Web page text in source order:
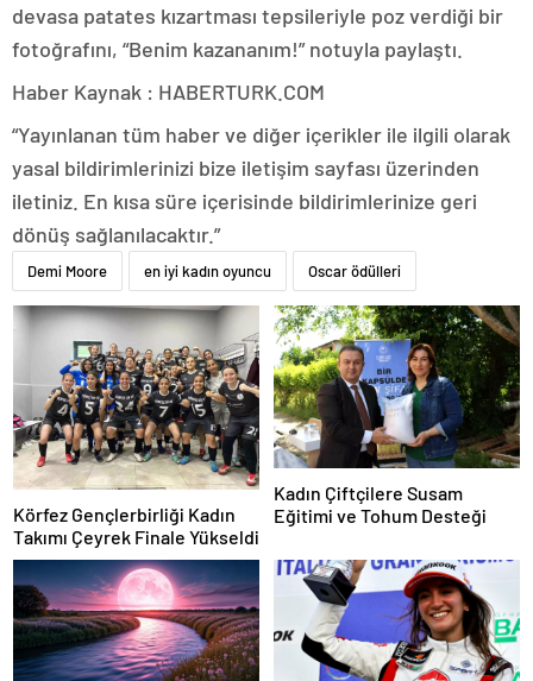
devasa patates kızartması tepsileriyle poz verdiği bir
fotoğrafını, “Benim kazananım!” notuyla paylaştı.
Haber Kaynak : HABERTURK.COM
“Yayınlanan tüm haber ve diğer içerikler ile ilgili olarak
yasal bildirimlerinizi bize iletişim sayfası üzerinden
iletiniz. En kısa süre içerisinde bildirimlerinize geri
dönüş sağlanılacaktır.”
Demi Moore en iyi kadın oyuncu Oscar ödülleri
Körfez Gençlerbirliği Kadın
Takımı Çeyrek Finale Yükseldi
Kadın Çiftçilere Susam
Eğitimi ve Tohum Desteği